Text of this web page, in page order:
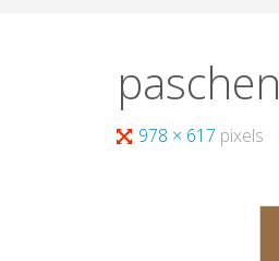
paschen
Full978 × 617 pixels